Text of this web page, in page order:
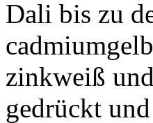
Dali bis zu
zinkweiß
gedrückt